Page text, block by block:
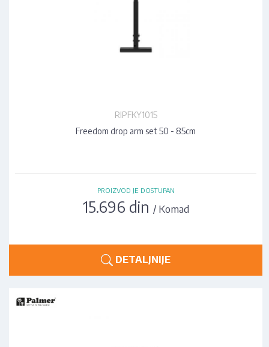
RIPFKY1015
Freedom drop arm set 50 - 85cm
PROIZVOD JE DOSTUPAN
15.696 din / Komad
DETALJNIJE